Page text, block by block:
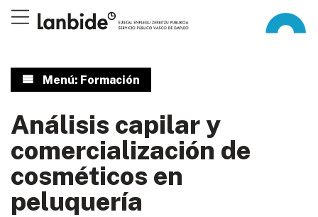
Menú: Formación
Análisis capilar y
comercialización de
cosméticos en
peluquería